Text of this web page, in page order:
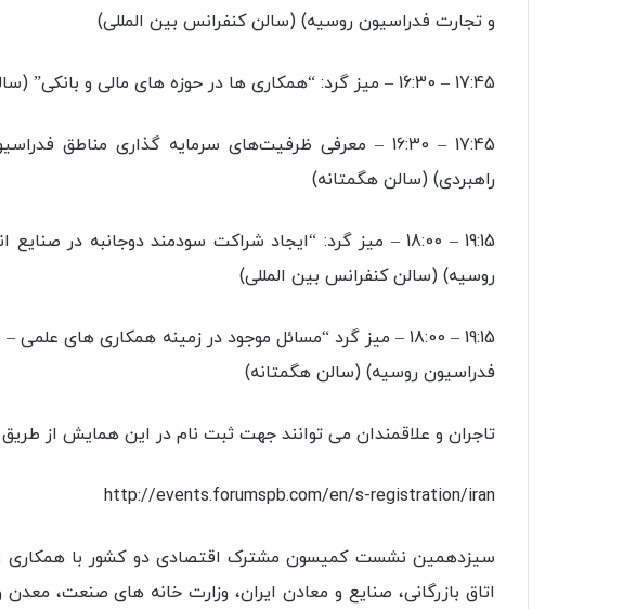
و تجارت فدراسیون روسیه) (سالن کنفرانس بین المللی)
17:45 – 16:30 – میز گرد: “همکاری ها در حوزه های مالی و بانکی” (سالن کنفرانس بین المللی)
17:45 – 16:30 – معرفی ظرفیت‌های سرمایه گذاری مناطق
راهبردی) (سالن هگمتانه)
19:15 – 18:00 – میز گرد: “ایجاد شراکت سودمند دوجانبه در
روسیه) (سالن کنفرانس بین المللی)
19:15 – 18:00 – میز گرد “مسائل موجود در زمینه همکاری های
فدراسیون روسیه) (سالن هگمتانه)
تاجران و علاقمندان می توانند جهت ثبت نام در این همایش از طریق
http://events.forumspb.com/en/s-registration/iran
سیزدهمین نشست کمیسون مشترک اقتصادی دو کشور با همکاری
اتاق بازرگانی، صنایع و معادن ایران، وزارت خانه های صنعت،